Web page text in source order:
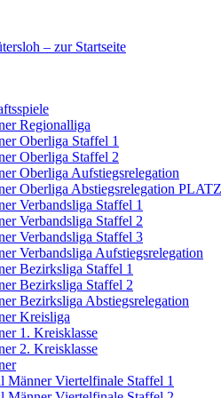
Regionalliga
Oberliga Staffel 1
Oberliga Staffel 2
Oberliga Aufstiegsrelegation
Oberliga Abstiegsrelegation
Verbandsliga Staffel 1
Verbandsliga Staffel 2
Verbandsliga Staffel 3
Verbandsliga Aufstiegsrelegation
Bezirksliga Staffel 1
Bezirksliga Staffel 2
Bezirksliga Abstiegsrelegation
Kreisliga
1. Kreisklasse
2. Kreisklasse
Männer Viertelfinale Staffel 1